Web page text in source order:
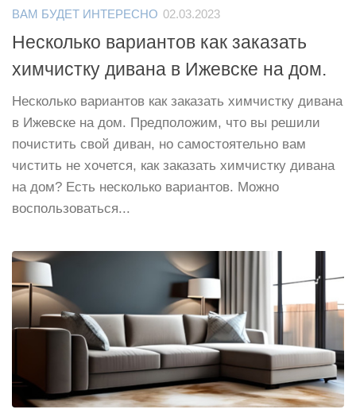
ВАМ БУДЕТ ИНТЕРЕСНО 02.03.2023
Несколько вариантов как заказать
химчистку дивана в Ижевске на дом.
Несколько вариантов как заказать химчистку дивана
в Ижевске на дом. Предположим, что вы решили
почистить свой диван, но самостоятельно вам
чистить не хочется, как заказать химчистку дивана
на дом? Есть несколько вариантов. Можно
воспользоваться...